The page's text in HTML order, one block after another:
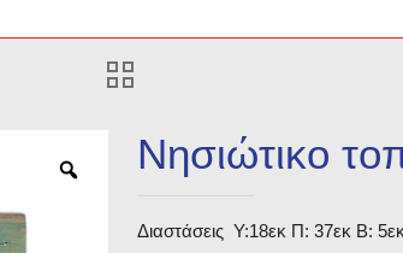
Νησιώτικο
Διαστάσεις Υ:18εκ Π: 37εκ Β: 5εκ